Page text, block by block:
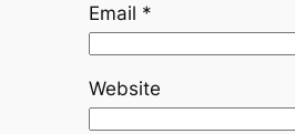
Email *
Website